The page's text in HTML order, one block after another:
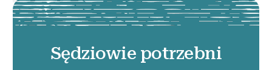
Sędziowie potrzebni